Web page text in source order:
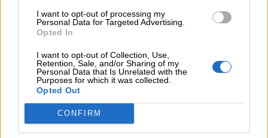
I want to opt-out of processing my
Personal Data for Targeted Advertising.
Opted In
I want to opt-out of Collection, Use,
Retention, Sale, and/or Sharing of my
Personal Data that Is Unrelated with the
Purposes for which it was collected.
Opted Out
CONFIRM
Ροή ειδήσεων